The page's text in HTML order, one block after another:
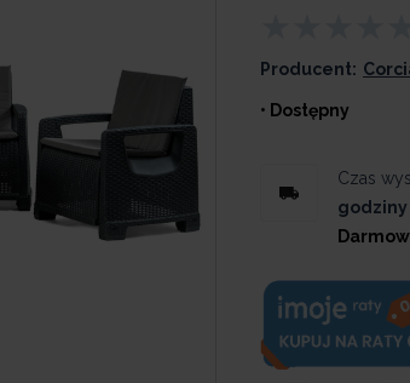
Producent:
• Dostępny
Czas
godziny